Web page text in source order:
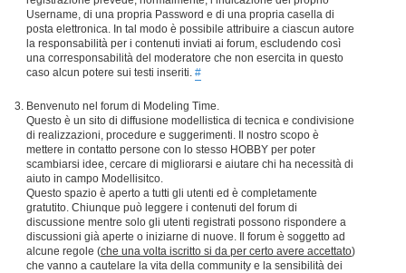
Username, di una propria Password e di una propria casella di
posta elettronica. In tal modo è possibile attribuire a ciascun autore
la responsabilità per i contenuti inviati ai forum, escludendo così
una corresponsabilità del moderatore che non esercita in questo
caso alcun potere sui testi inseriti. #
Benvenuto nel forum di Modeling Time.
Questo è un sito di diffusione modellistica di tecnica e condivisione
di realizzazioni, procedure e suggerimenti. Il nostro scopo è
mettere in contatto persone con lo stesso HOBBY per poter
scambiarsi idee, cercare di migliorarsi e aiutare chi ha necessità di
aiuto in campo Modellisitco.
Questo spazio è aperto a tutti gli utenti ed è completamente
gratutito. Chiunque può leggere i contenuti del forum di
discussione mentre solo gli utenti registrati possono rispondere a
discussioni già aperte o iniziarne di nuove. Il forum è soggetto ad
alcune regole (che una volta iscritto si da per certo avere accettato)
che vanno a cautelare la vita della community e la sensibilità dei